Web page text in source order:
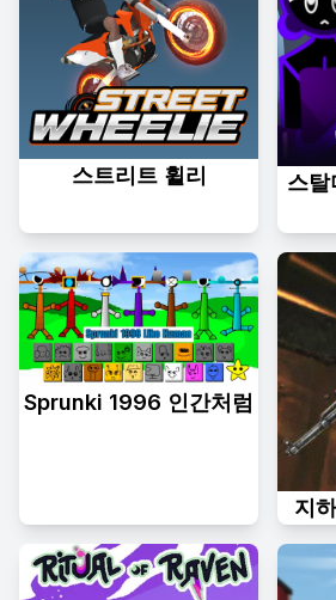
스트리트 휠리
스탈
Sprunki 1996 인간처럼
지